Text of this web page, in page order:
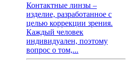
Контактные линзы –
изделие, разработанное с
целью коррекции зрения.
Каждый человек
индивидуален, поэтому
вопрос о том,...